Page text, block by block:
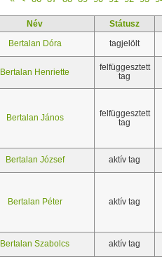
Név Státusz
Bertalan Dóra tagjelölt
Bertalan Henriette
felfüggesztett
tag
Bertalan János
felfüggesztett
tag
Bertalan József aktív tag
Bertalan Péter aktív tag
Bertalan Szabolcs aktív tag